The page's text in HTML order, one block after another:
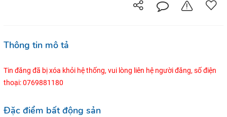
Thông tin mô tả
Tin đăng đã bị xóa khỏi hệ thống, vui lòng liên hệ người đăng, số điện
thoại: 0769881180
Đặc điểm bất động sản